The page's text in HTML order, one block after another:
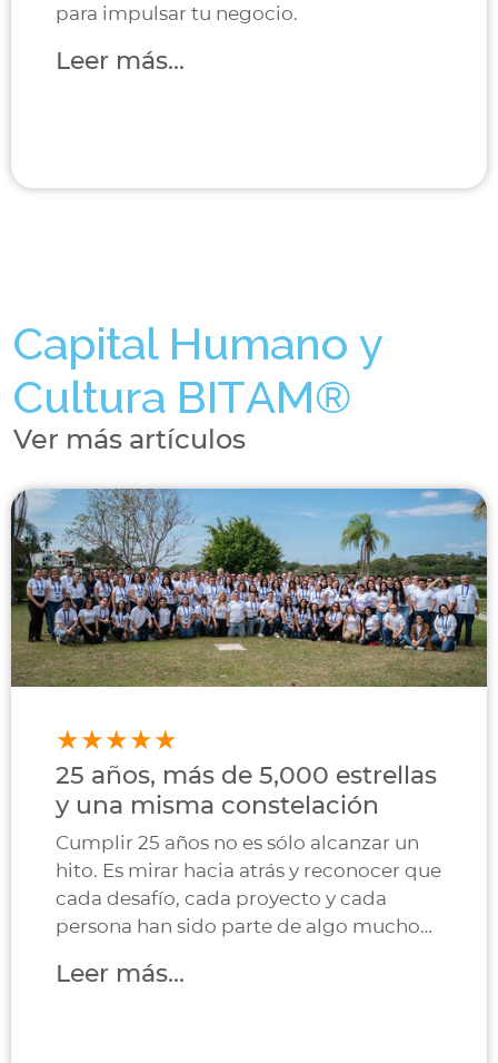
para impulsar tu negocio.
Leer más...
Capital Humano y
Cultura BITAM®
Ver más artículos
25 años, más de 5,000 estrellas
y una misma constelación
Cumplir 25 años no es sólo alcanzar un
hito. Es mirar hacia atrás y reconocer que
cada desafío, cada proyecto y cada
persona han sido parte de algo mucho
Leer más...